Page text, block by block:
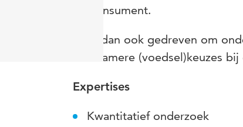
de consument.
Ze is dan ook gedreven om
duurzamere (voedsel)keuzes
Expertises
Kwantitatief onderzoek